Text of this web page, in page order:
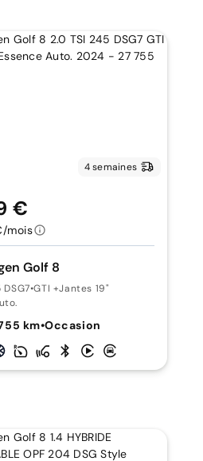
4 semaines
Golf 8
•GTI +Jantes 19"
km•Occasion
€
mois